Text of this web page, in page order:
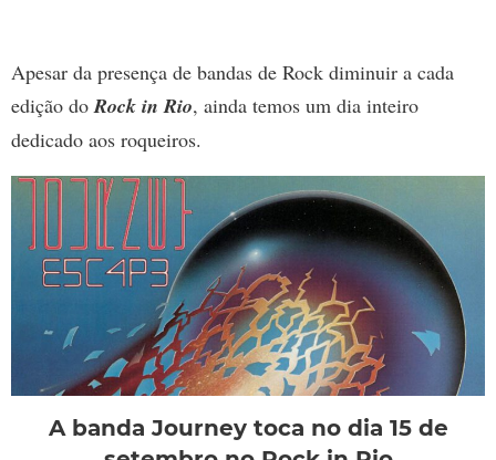
Apesar da presença de bandas de Rock diminuir a cada
edição doRock in Rio, ainda temos um dia inteiro
dedicado aos roqueiros.
A banda Journey toca no dia 15 de